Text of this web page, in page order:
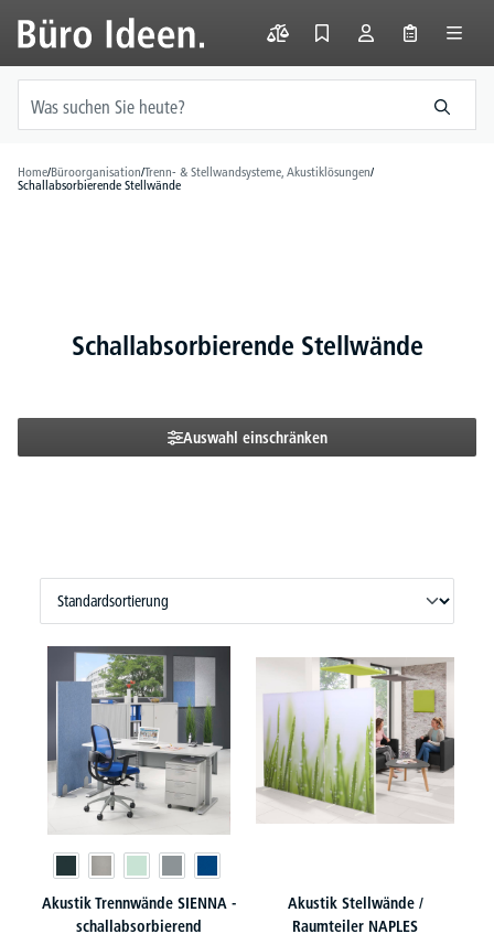
springen
Home/Büroorganisation/Trenn- & Stellwandsysteme, Akustiklösungen/
Schallabsorbierende Stellwände
Schallabsorbierende Stellwände
Auswahl einschränken
Akustik Trennwände SIENNA -
schallabsorbierend
Akustik Stellwände /
Raumteiler NAPLES